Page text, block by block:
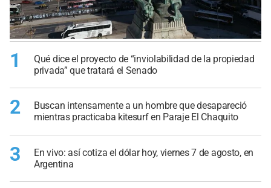
1
Qué dice el proyecto de “inviolabilidad de la propiedad
privada” que tratará el Senado
2
Buscan intensamente a un hombre que desapareció
mientras practicaba kitesurf en Paraje El Chaquito
3
En vivo: así cotiza el dólar hoy, viernes 7 de agosto, en
Argentina